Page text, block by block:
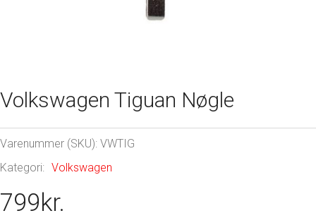
Volkswagen Tiguan Nøgle
Varenummer (SKU): VWTIG
Kategori: Volkswagen
799kr.